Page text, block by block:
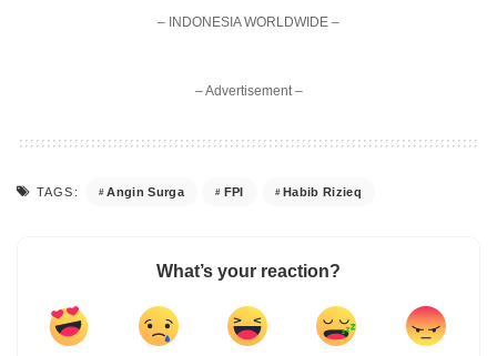
– INDONESIA WORLDWIDE –
– Advertisement –
TAGS: Angin Surga FPI Habib Rizieq
What’s your reaction?